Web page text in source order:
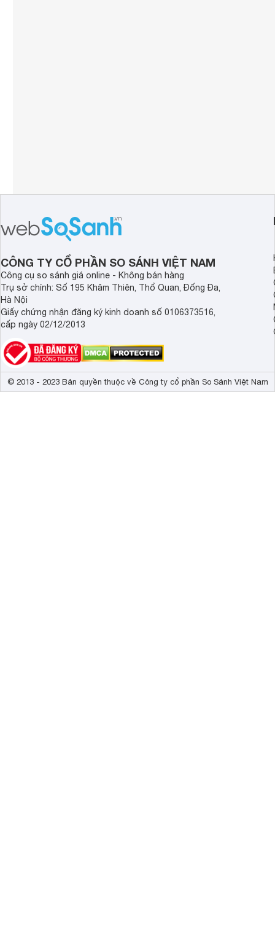
CÔNG TY CỔ PHẦN SO SÁNH VIỆT NAM
Công cụ so sánh giá online - Không bán hàng
Trụ sở chính: Số 195 Khâm Thiên, Thổ Quan, Đống Đa,
Hà Nội
Giấy chứng nhận đăng ký kinh doanh số 0106373516,
cấp ngày 02/12/2013
© 2013 - 2023 Bản quyền thuộc về Công ty cổ phần So Sánh Việt Nam